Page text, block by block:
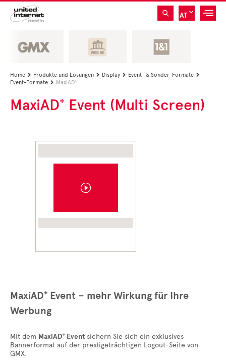
AT
Home  Produkte und Lösungen  Display  Event- & Sonder-Formate 
Event-Formate  MaxiAD⁺
MaxiAD⁺ Event (Multi Screen)
MaxiAD⁺ Event – mehr Wirkung für Ihre
Werbung
Mit dem MaxiAD⁺ Event sichern Sie sich ein exklusives
Bannerformat auf der prestigeträchtigen Logout-Seite von
GMX.